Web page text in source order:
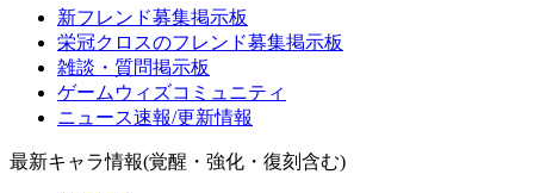
新フレンド募集掲示板
栄冠クロスのフレンド募集掲示板
雑談・質問掲示板
ゲームウィズコミュニティ
ニュース速報/更新情報
最新キャラ情報(覚醒・強化・復刻含む)